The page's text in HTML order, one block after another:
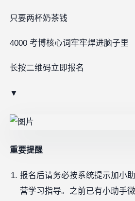
只要两杯奶茶钱
4000 考博核心词牢牢焊进脑子里
长按二维码立即报名
▼
重要提醒
报名后请务必按系统提示加小
营学习指导。之前已有小助手